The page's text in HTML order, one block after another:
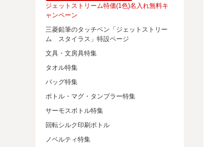
ジェットストリーム特価(1色)名入れ無料キ
ャンペーン
三菱鉛筆のタッチペン「ジェットストリー
ム スタイラス」特設ページ
文具・文房具特集
タオル特集
バッグ特集
ボトル・マグ・タンブラー特集
サーモスボトル特集
回転シルク印刷ボトル
ノベルティ特集